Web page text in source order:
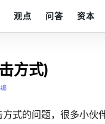
观点 问答 资本
方式)
的问题，很多小伙